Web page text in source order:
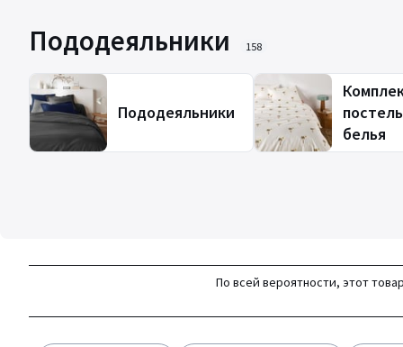
Пододеяльники 158
Пододеяльники
белья
По всей вероятности, этот